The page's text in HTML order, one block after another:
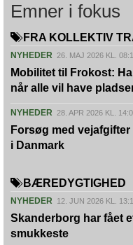
Emner i fokus
FRA KOLLEKTIV
NYHEDER 26. MAJ 2026 KL.
Mobilitet til Frokost:
når alle vil have
NYHEDER 28. APR 2026 KL.
Forsøg med
i Danmark
BÆREDYGTIGHED
NYHEDER 12. JUN 2026 KL.
Skanderborg har fået
smukkeste